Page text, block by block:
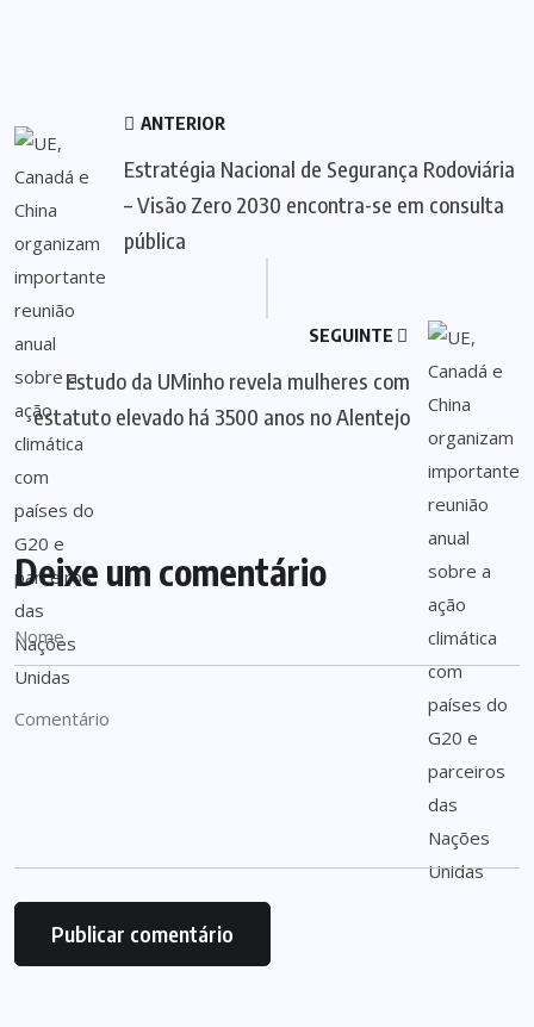
ANTERIOR
Estratégia Nacional de Segurança Rodoviária
– Visão Zero 2030 encontra-se em consulta
pública
SEGUINTE
Estudo da UMinho revela mulheres com
estatuto elevado há 3500 anos no Alentejo
Deixe um comentário